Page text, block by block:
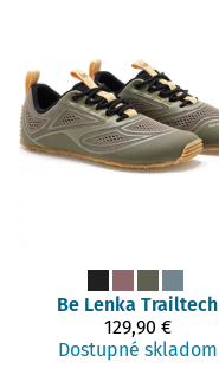
Be Lenka Trailtech
129,90 €
Dostupné skladom